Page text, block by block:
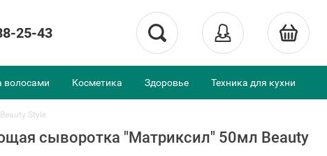
25-43
волосами Косметика Здоровье Техника для кухни
Style
сыворотка "Матриксил" 50мл Beauty